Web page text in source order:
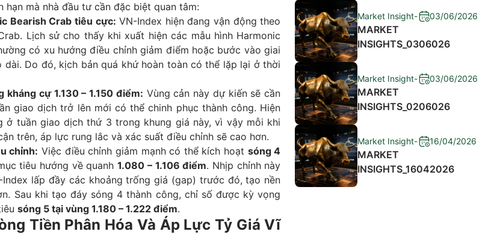
hạn mà nhà đầu tư cần đặc biệt quan tâm:
Bearish Crab tiêu cực: VN-Index hiện đang vận động theo
Lịch sử cho thấy khi xuất hiện các mẫu hình Harmonic
có xu hướng điều chỉnh giảm điểm hoặc bước vào giai
dài. Do đó, kịch bản quá khứ hoàn toàn có thể lặp lại ở thời
kháng cự 1.130 – 1.150 điểm: Vùng cản này dự kiến sẽ cần
giao dịch trở lên mới có thể chinh phục thành công. Hiện
ở tuần giao dịch thứ 3 trong khung giá này, vì vậy mỗi khi
trên, áp lực rung lắc và xác suất điều chỉnh sẽ cao hơn.
chỉnh: Việc điều chỉnh giảm mạnh có thể kích hoạt sóng 4
tiêu hướng về quanh1.080 – 1.106 điểm. Nhịp chỉnh này
lấp đầy các khoảng trống giá (gap) trước đó, tạo nền
Sau khi tạo đáy sóng 4 thành công, chỉ số được kỳ vọng
sóng 5 tại vùng 1.180 – 1.222 điểm.
Tiền Phân Hóa Và Áp Lực Tỷ Giá Vĩ
Market Insight- 03/06/2026
MARKET
INSIGHTS_0306026
Market Insight- 03/06/2026
MARKET
INSIGHTS_0206026
Market Insight- 16/04/2026
MARKET
INSIGHTS_16042026